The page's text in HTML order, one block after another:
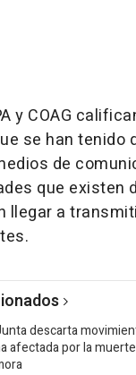
y COAG
se han tenido
de
que existen
llegar a
descarta
afectada por la